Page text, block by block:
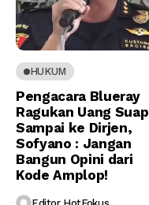
HUKUM
Pengacara Blueray
Ragukan Uang Suap
Sampai ke Dirjen,
Sofyano : Jangan
Bangun Opini dari
Kode Amplop!